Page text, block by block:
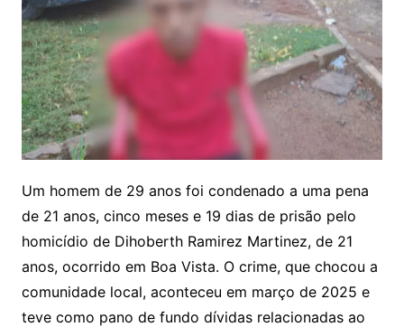
Um homem de 29 anos foi condenado a uma pena
de 21 anos, cinco meses e 19 dias de prisão pelo
homicídio de Dihoberth Ramirez Martinez, de 21
anos, ocorrido em Boa Vista. O crime, que chocou a
comunidade local, aconteceu em março de 2025 e
teve como pano de fundo dívidas relacionadas ao